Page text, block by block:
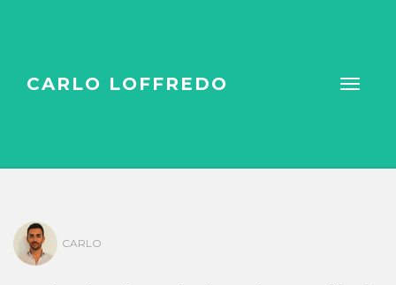
CARLO LOFFREDO
CARLO